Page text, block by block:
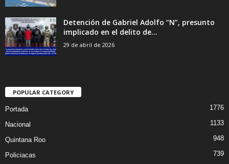
Detención de Gabriel Adolfo “N”, presunto
implicado en el delito de...
29 de abril de 2026
POPULAR CATEGORY
Portada 1776
Nacional 1133
Quintana Roo 948
Policiacas 739